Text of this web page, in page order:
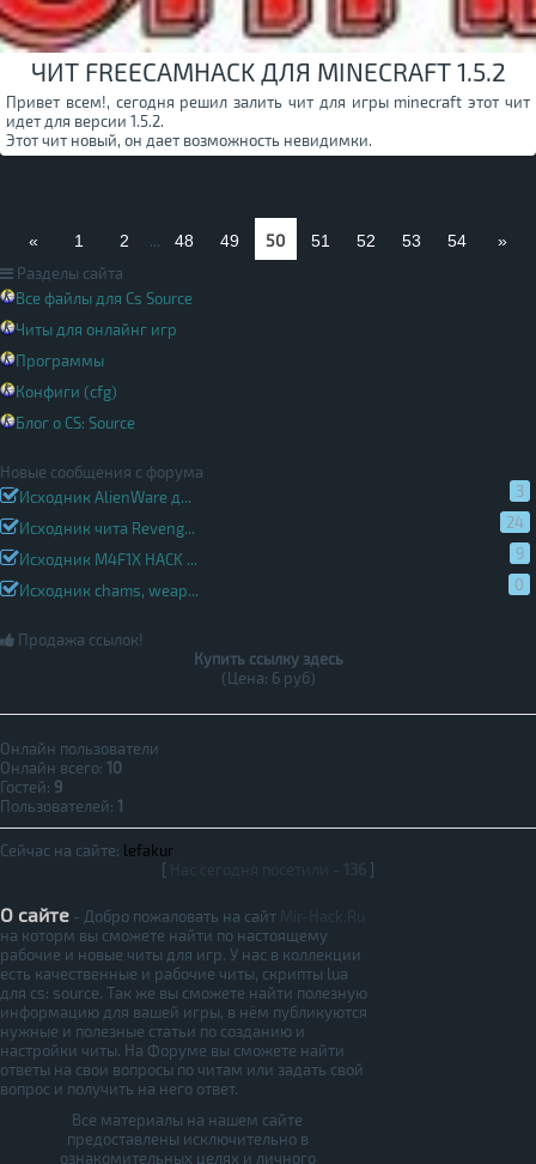
ЧИТ FREECAMHACK ДЛЯ MINECRAFT 1.5.2
Привет всем!, сегодня решил залить чит для игры minecraft этот чит
идет для версии 1.5.2.
Этот чит новый, он дает возможность невидимки.
« 1 2 ... 48 49 50 51 52 53 54
»
Разделы сайта
Все файлы для Cs Source
Читы для онлайнг игр
Программы
Конфиги (cfg)
Блог о CS: Source
Новые сообщения с форума
Исходник AlienWare д...
3
Исходник чита Reveng...
24
Исходник M4F1X HACK ...
9
Исходник chams, weap...
0
Продажа ссылок!
Купить ссылку здесь
(Цена: 6 руб)
Онлайн пользователи
Онлайн всего: 10
Гостей: 9
Пользователей: 1
Сейчас на сайте: lefakur
[
]
О сайте - Добро пожаловать на сайт
на которм вы сможете найти по настоящему
рабочие и новые читы для игр. У нас в коллекции
есть качественные и рабочие читы, скрипты lua
для cs: source. Так же вы сможете найти полезную
информацию для вашей игры, в нём публикуются
нужные и полезные статьи по созданию и
настройки читы. На Форуме вы сможете найти
ответы на свои вопросы по читам или задать свой
вопрос и получить на него ответ.
Все материалы на нашем сайте
предоставлены исключительно в
ознакомительных целях и личного